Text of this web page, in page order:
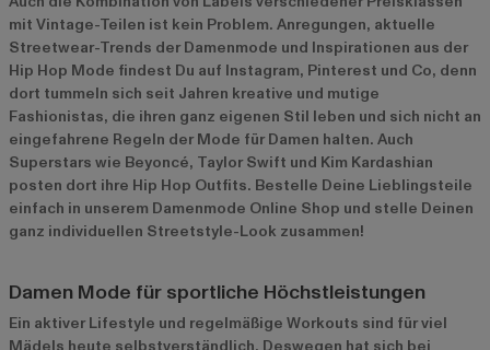
mit Vintage-Teilen ist kein Problem. Anregungen, aktuelle
Streetwear-Trends der Damenmode und Inspirationen aus der
Hip Hop Mode findest Du auf Instagram, Pinterest und Co, denn
dort tummeln sich seit Jahren kreative und mutige
Fashionistas, die ihren ganz eigenen Stil leben und sich nicht an
eingefahrene Regeln der Mode für Damen halten. Auch
Superstars wie Beyoncé, Taylor Swift und Kim Kardashian
posten dort ihre Hip Hop Outfits. Bestelle Deine Lieblingsteile
einfach in unserem Damenmode Online Shop und stelle Deinen
ganz individuellen Streetstyle-Look zusammen!
Damen Mode für sportliche Höchstleistungen
Ein aktiver Lifestyle und regelmäßige Workouts sind für viel